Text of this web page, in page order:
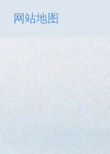
网站地图